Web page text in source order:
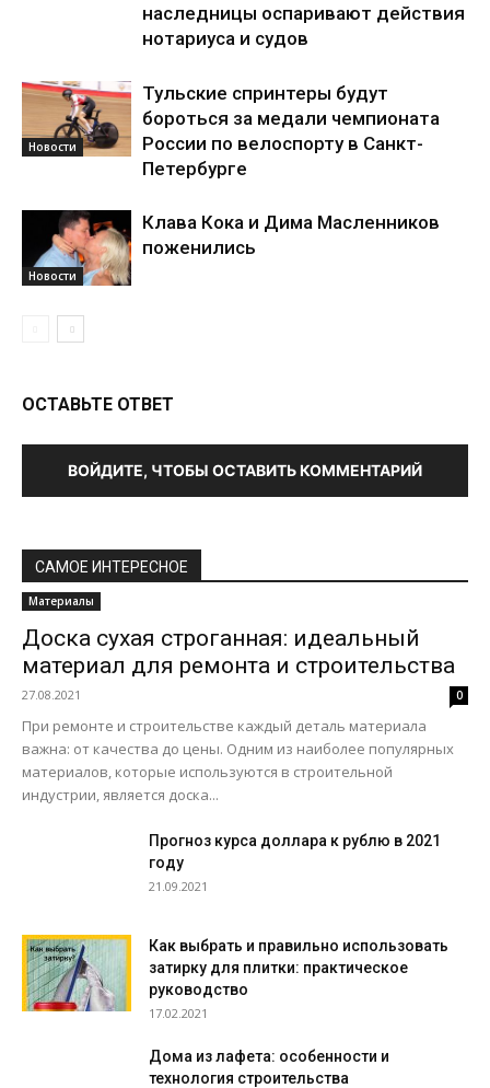
наследницы оспаривают действия
нотариуса и судов
Новости
Тульские спринтеры будут
бороться за медали чемпионата
России по велоспорту в Санкт-
Петербурге
Новости
Клава Кока и Дима Масленников
поженились
ОСТАВЬТЕ ОТВЕТ
ВОЙДИТЕ, ЧТОБЫ ОСТАВИТЬ КОММЕНТАРИЙ
САМОЕ ИНТЕРЕСНОЕ
Материалы
Доска сухая строганная: идеальный
материал для ремонта и строительства
27.08.2021 0
При ремонте и строительстве каждый деталь материала
важна: от качества до цены. Одним из наиболее популярных
материалов, которые используются в строительной
индустрии, является доска...
Прогноз курса доллара к рублю в 2021
году
21.09.2021
Как выбрать и правильно использовать
затирку для плитки: практическое
руководство
17.02.2021
Дома из лафета: особенности и
технология строительства